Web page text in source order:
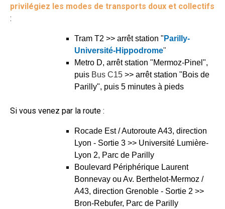
privilégiez les modes de transports doux et collectifs
:
Tram T2 >> arrêt station " Parilly-
Université-Hippodrome"
Metro D, arrêt station "Mermoz-Pinel",
puis Bus C15 >> arrêt station "Bois de
Parilly", puis 5 minutes à pieds
Si vous venez par la route :
Rocade Est / Autoroute A43, direction
Lyon - Sortie 3 >> Université Lumière-
Lyon 2, Parc de Parilly
Boulevard Périphérique Laurent
Bonnevay ou Av. Berthelot-Mermoz /
A43, direction Grenoble - Sortie 2 >>
Bron-Rebufer, Parc de Parilly